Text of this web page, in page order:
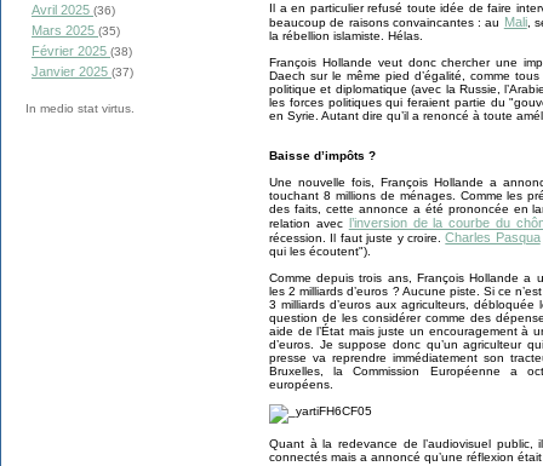
Avril 2025 (36)
Mars 2025 (35)
Février 2025 (38)
Janvier 2025 (37)
In medio stat virtus.
Il a en particulier refusé toute idée de faire
beaucoup de raisons convaincantes : au Mali,
la rébellion islamiste. Hélas.
François Hollande veut donc chercher une
Daech sur le même pied d’égalité, comme
politique et diplomatique (avec la Russie,
les forces politiques qui feraient partie du
en Syrie. Autant dire qu’il a renoncé à toute
Baisse d’impôts ?
Une nouvelle fois, François Hollande a
touchant 8 millions de ménages. Comme les
des faits, cette annonce a été prononcée en
relation avec
l’inversion de la courbe du
récession. Il faut juste y croire.Charles Pasqua
qui les écoutent").
Comme depuis trois ans, François Hollande a
les 2 milliards d’euros ? Aucune piste. Si ce
3 milliards d’euros aux agriculteurs,
question de les considérer comme des
aide de l’État mais juste un encouragement à
d’euros. Je suppose donc qu’un agriculteur
presse va reprendre immédiatement son
Bruxelles, la Commission Européenne a
européens.
Quant à la redevance de l’audiovisuel
connectés mais a annoncé qu’une réflexion